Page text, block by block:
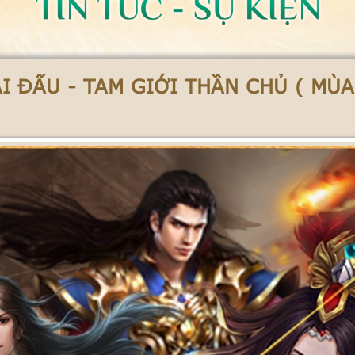
ĐẤU - TAM GIỚI THẦN CHỦ (